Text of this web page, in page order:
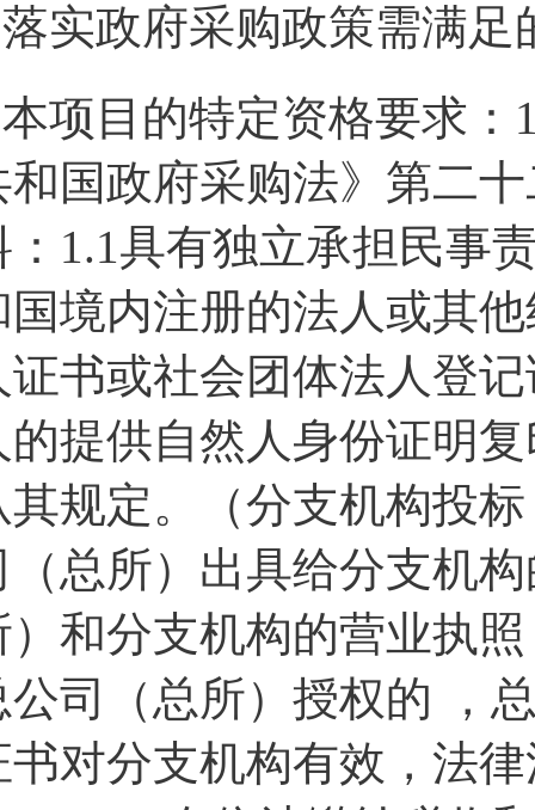
实政府采购政策需满足
项目的特定资格要求
和国政府采购法》第二
：1.1具有独立承担民事
国境内注册的法人或其
证书或社会团体法人登
的提供自然人身份证明
其规定。（分支机构投
（总所）出具给分支机
）和分支机构的营业执
公司（总所）授权的 ，
书对分支机构有效，法